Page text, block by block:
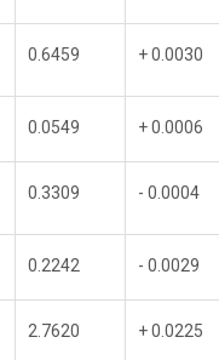
0.6459 + 0.0030
0.0549 + 0.0006
0.3309 - 0.0004
0.2242 - 0.0029
2.7620 + 0.0225